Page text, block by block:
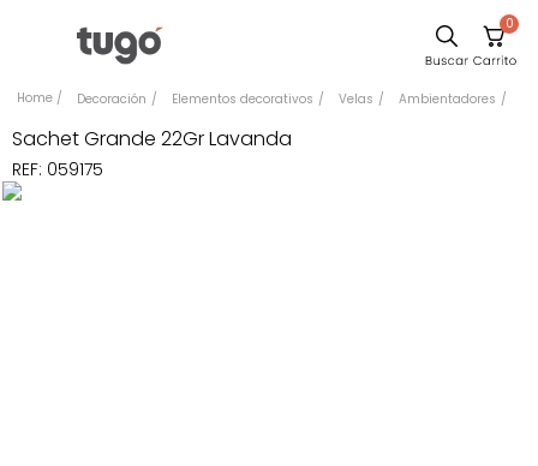
0
Decoración Elementos decorativos Velas Ambientadores
Sachet Grande 22Gr Lavanda
REF: 059175
Comedor
Silla